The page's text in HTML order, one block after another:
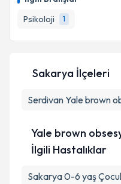
Psikoloji
1
takvim
E-posta Adresiniz
Metni'ni
Sakarya İlçeleri
SerdivanYale brown
Yale brown
İlgili Hastalıklar
Sakarya 0-6 yaş